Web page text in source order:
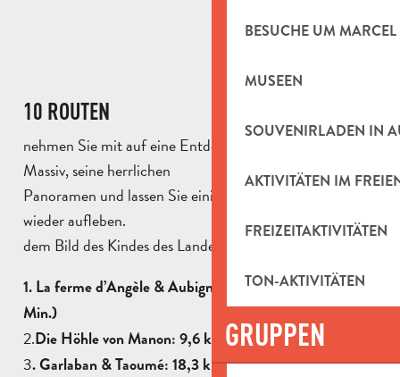
BESUCHE UM
MUSEEN
SOUVENIRLADEN IN
AKTIVITÄTEN IM
FREIZEITAKTIVITÄTEN
TON-AKTIVITÄTEN
GRUPPEN
10 ROUTEN
nehmen Sie mit auf eine Entdeckungsreise durch dieses
Massiv, seine herrlichen
Panoramen und lassen Sie einige Kindheitserinnerungen
wieder aufleben.
dem Bild des Kindes des Landes :
1. La ferme d’Angèle & Aubignane: 10,1 km (3 Std. 15
Min.)
2.Die Höhle von Manon: 9,6 km (3h15)
3. Garlaban & Taoumé: 18,3 km (6h15)